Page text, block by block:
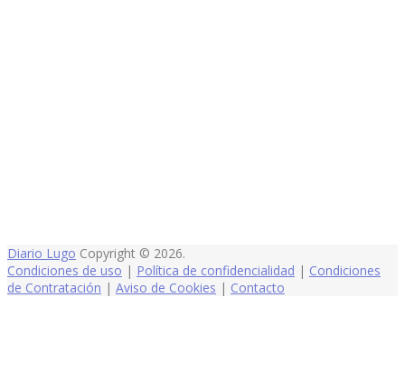
Diario Lugo Copyright © 2026.
Condiciones de uso | Política de confidencialidad | Condiciones
de Contratación | Aviso de Cookies | Contacto